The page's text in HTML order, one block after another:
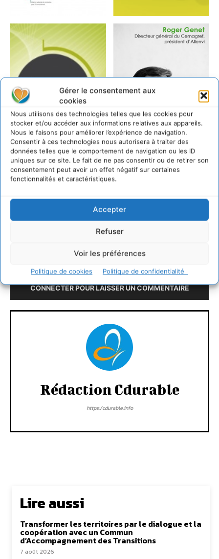
Gérer le consentement aux
cookies
Nous utilisons des technologies telles que les cookies pour
stocker et/ou accéder aux informations relatives aux appareils.
Nous le faisons pour améliorer l’expérience de navigation.
Consentir à ces technologies nous autorisera à traiter des
données telles que le comportement de navigation ou les ID
uniques sur ce site. Le fait de ne pas consentir ou de retirer son
consentement peut avoir un effet négatif sur certaines
fonctionnalités et caractéristiques.
Accepter
Refuser
Voir les préférences
Politique de cookies Politique de confidentialité
CONNECTER POUR LAISSER UN COMMENTAIRE
Rédaction Cdurable
https:/cdurable.info
Lire aussi
Transformer les territoires par le dialogue et la
coopération avec un Commun
d’Accompagnement des Transitions
7 août 2026